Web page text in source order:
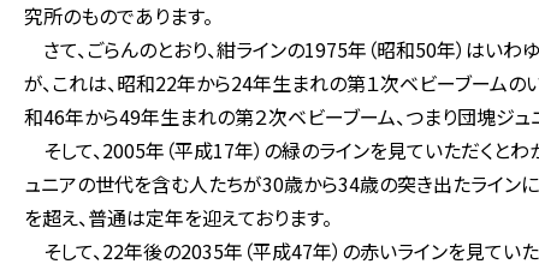
究所のものであります。
さて、ごらんのとおり、紺ラインの1975年（昭和50年）はい
が、これは、昭和22年から24年生まれの第１次ベビーブーム
和46年から49年生まれの第２次ベビーブーム、つまり団塊ジ
そして、2005年（平成17年）の緑のラインを見ていただくと
ュニアの世代を含む人たちが30歳から34歳の突き出たライン
を超え、普通は定年を迎えております。
そして、22年後の2035年（平成47年）の赤いラインを見てい